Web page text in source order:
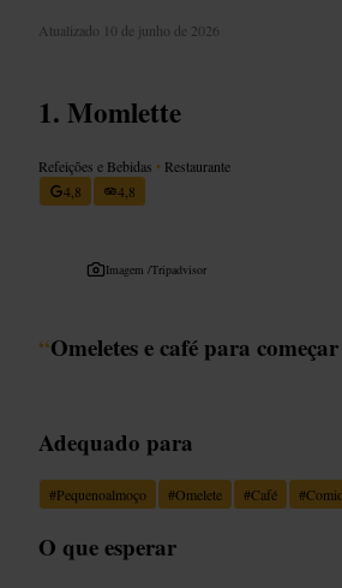
Atualizado 10 de junho de 2026
Momlette
Refeições e Bebidas • Restaurante
4,8
4,8
Imagem /Tripadvisor
“Omeletes e café para
Adequado para
#Pequenoalmoço #Omelete #Café #
O que esperar